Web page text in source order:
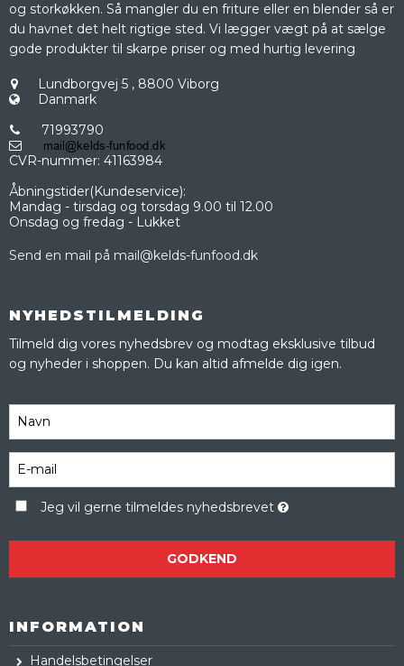
og storkøkken. Så mangler du en friture eller en blender så er
du havnet det helt rigtige sted. Vi lægger vægt på at sælge
gode produkter til skarpe priser og med hurtig levering
Lundborgvej 5 , 8800 Viborg
Danmark
71993790
CVR-nummer: 41163984
Åbningstider(Kundeservice):
Mandag - tirsdag og torsdag 9.00 til 12.00
Onsdag og fredag - Lukket
Send en mail på mail@kelds-funfood.dk
NYHEDSTILMELDING
Tilmeld dig vores nyhedsbrev og modtag eksklusive tilbud
og nyheder i shoppen. Du kan altid afmelde dig igen.
Jeg vil gerne tilmeldes nyhedsbrevet
GODKEND
INFORMATION
Handelsbetingelser